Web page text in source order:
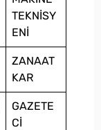
TEKNİSY
ENİ
ZANAAT
KAR
GAZETE
Cİ